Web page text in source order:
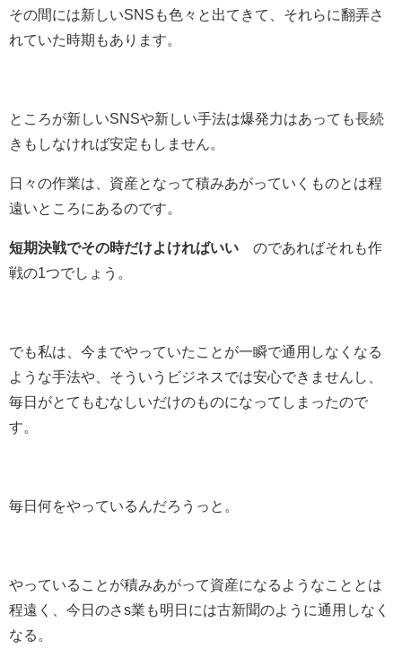
その間には新しいSNSも色々と出てきて、それらに翻弄さ
れていた時期もあります。
ところが新しいSNSや新しい手法は爆発力はあっても長続
きもしなければ安定もしません。
日々の作業は、資産となって積みあがっていくものとは程
遠いところにあるのです。
短期決戦でその時だけよければいい のであればそれも作
戦の1つでしょう。
でも私は、今までやっていたことが一瞬で通用しなくなる
ような手法や、そういうビジネスでは安心できませんし、
毎日がとてもむなしいだけのものになってしまったので
す。
毎日何をやっているんだろうっと。
やっていることが積みあがって資産になるようなこととは
程遠く、今日のさs業も明日には古新聞のように通用しなく
なる。